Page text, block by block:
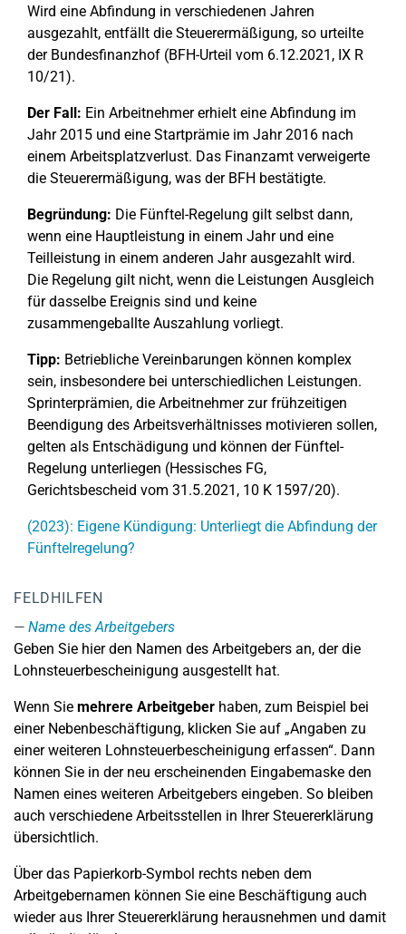
Wird eine Abfindung in verschiedenen Jahren
ausgezahlt, entfällt die Steuerermäßigung, so urteilte
der Bundesfinanzhof (BFH-Urteil vom 6.12.2021, IX R
10/21).
Der Fall: Ein Arbeitnehmer erhielt eine Abfindung im
Jahr 2015 und eine Startprämie im Jahr 2016 nach
einem Arbeitsplatzverlust. Das Finanzamt verweigerte
die Steuerermäßigung, was der BFH bestätigte.
Begründung: Die Fünftel-Regelung gilt selbst dann,
wenn eine Hauptleistung in einem Jahr und eine
Teilleistung in einem anderen Jahr ausgezahlt wird.
Die Regelung gilt nicht, wenn die Leistungen Ausgleich
für dasselbe Ereignis sind und keine
zusammengeballte Auszahlung vorliegt.
Tipp: Betriebliche Vereinbarungen können komplex
sein, insbesondere bei unterschiedlichen Leistungen.
Sprinterprämien, die Arbeitnehmer zur frühzeitigen
Beendigung des Arbeitsverhältnisses motivieren sollen,
gelten als Entschädigung und können der Fünftel-
Regelung unterliegen (Hessisches FG,
Gerichtsbescheid vom 31.5.2021, 10 K 1597/20).
(2023): Eigene Kündigung: Unterliegt die Abfindung der
Fünftelregelung?
FELDHILFEN
Name des Arbeitgebers
Geben Sie hier den Namen des Arbeitgebers an, der die
Lohnsteuerbescheinigung ausgestellt hat.
Wenn Sie mehrere Arbeitgeber haben, zum Beispiel bei
einer Nebenbeschäftigung, klicken Sie auf „Angaben zu
einer weiteren Lohnsteuerbescheinigung erfassen“. Dann
können Sie in der neu erscheinenden Eingabemaske den
Namen eines weiteren Arbeitgebers eingeben. So bleiben
auch verschiedene Arbeitsstellen in Ihrer Steuererklärung
übersichtlich.
Über das Papierkorb-Symbol rechts neben dem
Arbeitgebernamen können Sie eine Beschäftigung auch
wieder aus Ihrer Steuererklärung herausnehmen und damit